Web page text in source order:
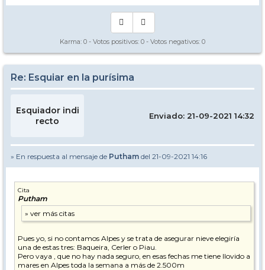
Karma: 0 - Votos positivos: 0 - Votos negativos: 0
Re: Esquiar en la purísima
Esquiador indi
recto
Enviado: 21-09-2021 14:32
» En respuesta al mensaje de Putham del 21-09-2021 14:16
Cita
Putham
Pues yo, si no contamos Alpes y se trata de asegurar nieve elegiría
una de estas tres: Baqueira, Cerler o Piau.
Pero vaya , que no hay nada seguro, en esas fechas me tiene llovido a
mares en Alpes toda la semana a más de 2.500m